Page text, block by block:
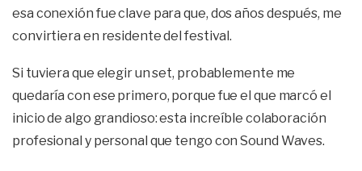
esa conexión fue clave para que, dos años después, me
convirtiera en residente del festival.
Si tuviera que elegir un set, probablemente me
quedaría con ese primero, porque fue el que marcó el
inicio de algo grandioso: esta increíble colaboración
profesional y personal que tengo con Sound Waves.